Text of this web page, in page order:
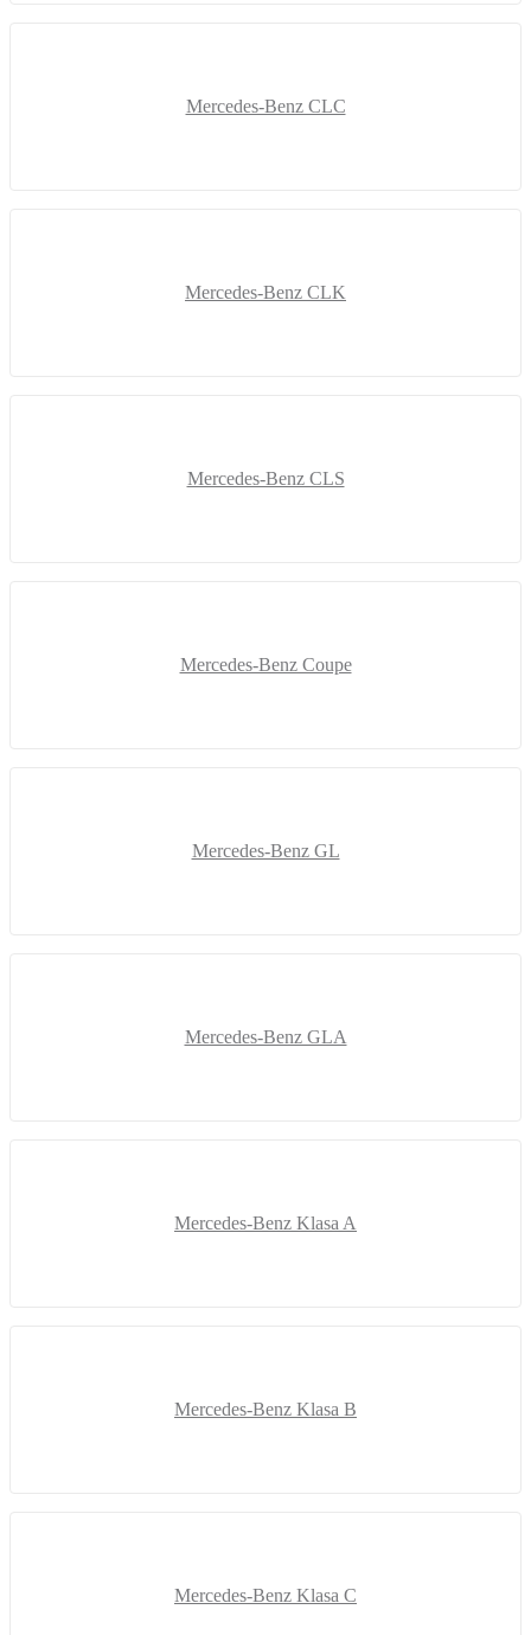
Mercedes-Benz CLC
Mercedes-Benz CLK
Mercedes-Benz CLS
Mercedes-Benz Coupe
Mercedes-Benz GL
Mercedes-Benz GLA
Mercedes-Benz Klasa A
Mercedes-Benz Klasa B
Mercedes-Benz Klasa C